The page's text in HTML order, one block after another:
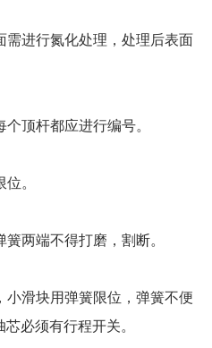
需进行氮化处理，处理后表面
顶杆都应进行编号。
。
两端不得打磨，割断。
小滑块用弹簧限位，弹簧不便
必须有行程开关。